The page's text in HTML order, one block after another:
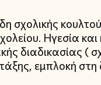
σχολικής
Ηγεσία
διαδικασίας (
εμπλοκή